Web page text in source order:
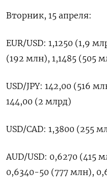
Вторник, 15 апреля:
EUR/USD: 1,1250 (1,9
(192 млн), 1,1485 (505
USD/JPY: 142,00 (516
144,00 (2 млрд)
USD/CAD: 1,3800 (255
AUD/USD: 0,6270 (415
0,6340-50 (777 млн),